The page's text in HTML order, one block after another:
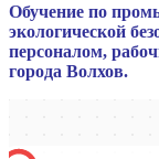
Обучение по
экологической
персоналом,
города Волхов.